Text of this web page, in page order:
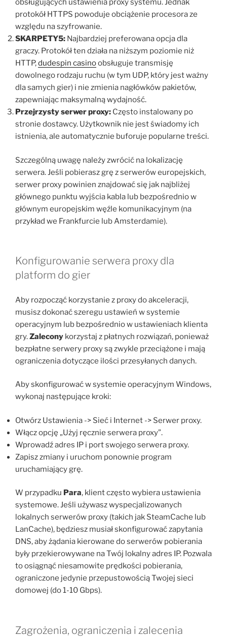
obsługujących ustawienia proxy systemu. Jednak
protokół HTTPS powoduje obciążenie procesora ze
względu na szyfrowanie.
SKARPETY5: Najbardziej preferowana opcja dla
graczy. Protokół ten działa na niższym poziomie niż
HTTP,dudespin casinoobsługuje transmisję
dowolnego rodzaju ruchu (w tym UDP, który jest ważny
dla samych gier) i nie zmienia nagłówków pakietów,
zapewniając maksymalną wydajność.
Przejrzysty serwer proxy: Często instalowany po
stronie dostawcy. Użytkownik nie jest świadomy ich
istnienia, ale automatycznie buforuje popularne treści.
Szczególną uwagę należy zwrócić na lokalizację
serwera. Jeśli pobierasz grę z serwerów europejskich,
serwer proxy powinien znajdować się jak najbliżej
głównego punktu wyjścia kabla lub bezpośrednio w
głównym europejskim węźle komunikacyjnym (na
przykład we Frankfurcie lub Amsterdamie).
Konfigurowanie serwera proxy dla
platform do gier
Aby rozpocząć korzystanie z proxy do akceleracji,
musisz dokonać szeregu ustawień w systemie
operacyjnym lub bezpośrednio w ustawieniach klienta
gry.Zalecony korzystaj z płatnych rozwiązań, ponieważ
bezpłatne serwery proxy są zwykle przeciążone i mają
ograniczenia dotyczące ilości przesyłanych danych.
Aby skonfigurować w systemie operacyjnym Windows,
wykonaj następujące kroki:
Otwórz Ustawienia -> Sieć i Internet -> Serwer proxy.
Włącz opcję „Użyj ręcznie serwera proxy”.
Wprowadź adres IP i port swojego serwera proxy.
Zapisz zmiany i uruchom ponownie program
uruchamiający grę.
W przypadku Para, klient często wybiera ustawienia
systemowe. Jeśli używasz wyspecjalizowanych
lokalnych serwerów proxy (takich jak SteamCache lub
LanCache), będziesz musiał skonfigurować zapytania
DNS, aby żądania kierowane do serwerów pobierania
były przekierowywane na Twój lokalny adres IP. Pozwala
to osiągnąć niesamowite prędkości pobierania,
ograniczone jedynie przepustowością Twojej sieci
domowej (do 1-10 Gbps).
Zagrożenia, ograniczenia i zalecenia